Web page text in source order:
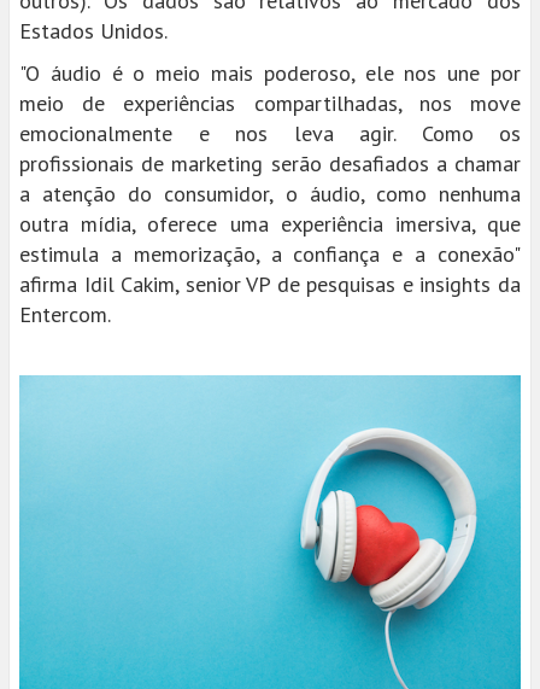
Estados Unidos.
"O áudio é o meio mais poderoso, ele nos une por
meio de experiências compartilhadas, nos move
emocionalmente e nos leva agir. Como os
profissionais de marketing serão desafiados a chamar
a atenção do consumidor, o áudio, como nenhuma
outra mídia, oferece uma experiência imersiva, que
estimula a memorização, a confiança e a conexão"
afirma Idil Cakim, senior VP de pesquisas e insights da
Entercom.